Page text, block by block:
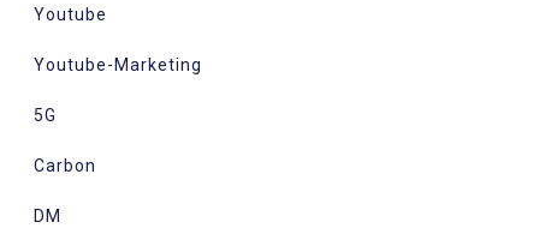
Youtube
Youtube-Marketing
5G
Carbon
DM